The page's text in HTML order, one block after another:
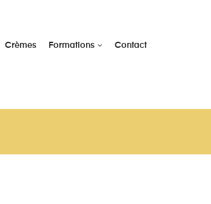
Crèmes Formations Contact